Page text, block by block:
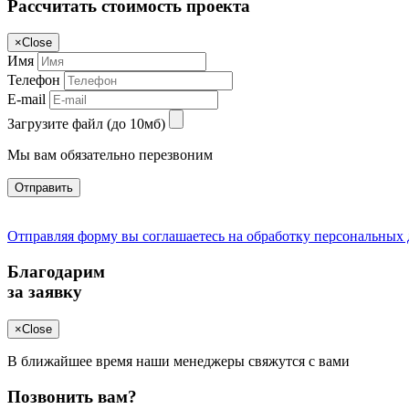
Рассчитать стоимость проекта
×Close
Имя
Телефон
E-mail
Загрузите файл (до 10мб)
Мы вам обязательно перезвоним
Отправить
Отправляя форму вы соглашаетесь на обработку
Благодарим
за заявку
×Close
В ближайшее время наши менеджеры свяжутся с вами
Позвонить вам?